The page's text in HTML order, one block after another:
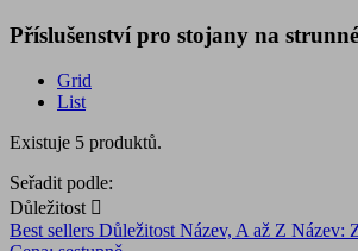
Příslušenství pro stojany na
Grid
List
Existuje 5 produktů.
Seřadit podle:
Důležitost 
Best sellers Důležitost Název, A až Z Název: